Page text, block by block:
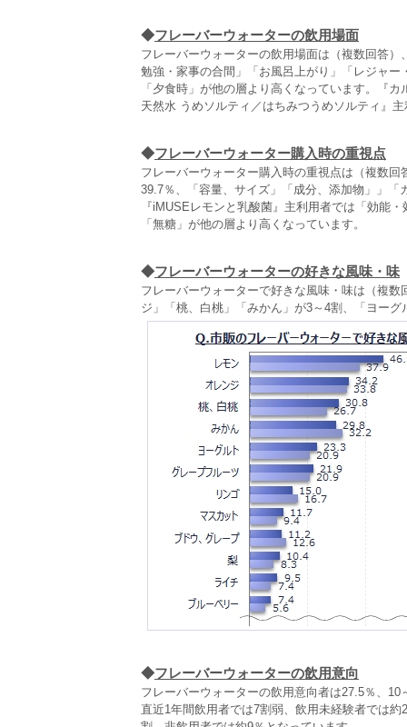
◆フレーバーウォーターの飲用場面
フレーバーウォーターの飲用場面は（複数回答
勉強・家事の合間」「お風呂上がり」「レジャ
「夕食時」が他の層より高くなっています。『
天然水 うめソルティ／はちみつうめソルティ』
◆フレーバーウォーター購入時の重視点
フレーバーウォーター購入時の重視点は（複数
39.7％、「容量、サイズ」「成分、添加物」」
『iMUSEレモンと乳酸菌』主利用者では「効能
「無糖」が他の層より高くなっています。
◆フレーバーウォーターの好きな風味・味
フレーバーウォーターで好きな風味・味は（複
ジ」「桃、白桃」「みかん」が3～4割、「ヨー
◆フレーバーウォーターの飲用意向
フレーバーウォーターの飲用意向者は27.5％、
直近1年間飲用者では7割弱、飲用未経験者では